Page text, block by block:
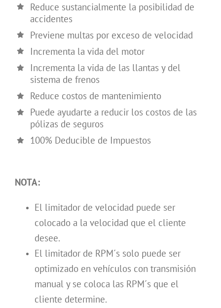
Reduce sustancialmente la posibilidad de
accidentes
Previene multas por exceso de velocidad
Incrementa la vida del motor
Incrementa la vida de las llantas y del
sistema de frenos
Reduce costos de mantenimiento
Puede ayudarte a reducir los costos de las
pólizas de seguros
100% Deducible de Impuestos
NOTA:
El limitador de velocidad puede ser
colocado a la velocidad que el cliente
desee.
El limitador de RPM´s solo puede ser
optimizado en vehículos con transmisión
manual y se coloca las RPM´s que el
cliente determine.